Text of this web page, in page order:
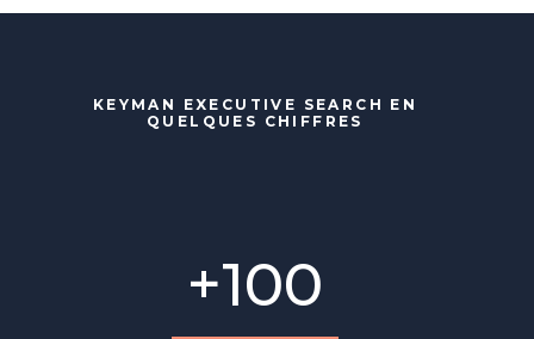
KEYMAN EXECUTIVE SEARCH EN
QUELQUES CHIFFRES
+100